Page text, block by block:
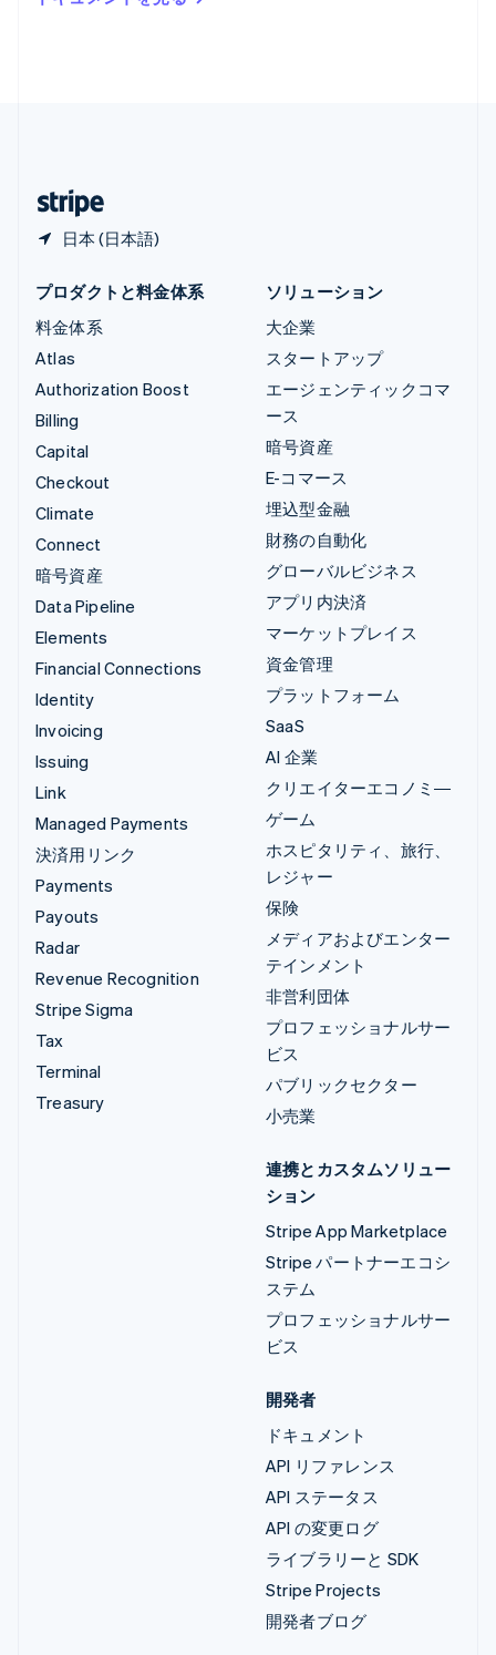
日本 (日本語)
English
プロダクトと料金体系
料金体系
Atlas
Authorization Boost
Billing
Capital
Checkout
Climate
Connect
暗号資産
Data Pipeline
Elements
Financial Connections
Identity
Invoicing
Issuing
Link
Managed Payments
決済用リンク
Payments
Payouts
Radar
Revenue Recognition
Stripe Sigma
Tax
Terminal
Treasury
ソリューション
大企業
スタートアップ
エージェンティックコマ
ース
暗号資産
E-コマース
埋込型金融
財務の自動化
グローバルビジネス
アプリ内決済
マーケットプレイス
資金管理
プラットフォーム
SaaS
AI 企業
クリエイターエコノミ―
ゲーム
ホスピタリティ、旅行、
レジャー
保険
メディアおよびエンター
テインメント
非営利団体
プロフェッショナルサー
ビス
パブリックセクター
小売業
連携とカスタムソリュー
ション
Stripe App Marketplace
Stripe パートナーエコシ
ステム
プロフェッショナルサー
ビス
開発者
ドキュメント
API リファレンス
API ステータス
API の変更ログ
ライブラリーと SDK
Stripe Projects
開発者ブログ